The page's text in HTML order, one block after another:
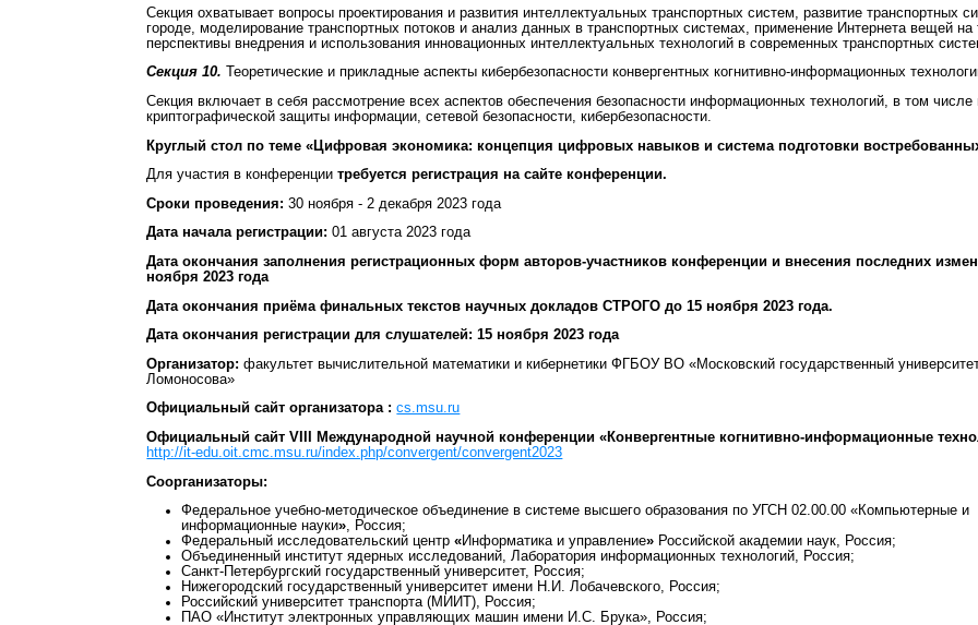
Секция охватывает вопросы проектирования и развития интеллектуальных транспортных систем, развитие транспортных
городе, моделирование транспортных потоков и анализ данных в транспортных системах, применение Интернета вещей на
перспективы внедрения и использования инновационных интеллектуальных технологий в современных транспортных
Секция 10.
Теоретические и прикладные аспекты кибербезопасности конвергентных когнитивно-информационных
Секция включает в себя рассмотрение всех аспектов обеспечения безопасности информационных технологий, в том числе
криптографической защиты информации, сетевой безопасности, кибербезопасности.
Круглый стол по теме «Цифровая экономика: концепция цифровых навыков и система подготовки
Для участия в конференциитребуется регистрация на сайте конференции.
Сроки проведения:30 ноября - 2 декабря 2023 года
Дата начала регистрации: 01 августа 2023 года
Дата окончания заполнения регистрационных форм авторов-участников конференции и внесения последних
ноября 2023 года
Дата окончания приёма финальных текстов научных докладов СТРОГО до 15 ноября 2023 года.
Дата окончания регистрации для слушателей: 15 ноября 2023 года
Организатор: факультет вычислительной математики и кибернетики ФГБОУ ВО «Московский государственный
Ломоносова»
Официальный сайт организатора : cs.msu.ru
Официальный сайт VIII Международной научной конференции «Конвергентные когнитивно-информационные
http://it-edu.oit.cmc.msu.ru/index.php/convergent/convergent2023
Соорганизаторы:
Федеральное учебно-методическое объединение в системе высшего образования по УГСН 02.00.00 «Компьютерные и
информационные науки», Россия;
Федеральный исследовательский центр «Информатика и управление» Российской академии наук, Россия;
Объединенный институт ядерных исследований, Лаборатория информационных технологий, Россия;
Санкт-Петербургский государственный университет, Россия;
Нижегородский государственный университет имени Н.И. Лобачевского, Россия;
Российский университет транспорта (МИИТ), Россия;
ПАО «Институт электронных управляющих машин имени И.С. Брука», Россия;